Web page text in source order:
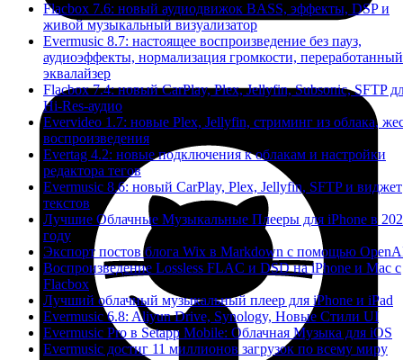
Flacbox 7.6: новый аудиодвижок BASS, эффекты, DSP и
живой музыкальный визуализатор
Evermusic 8.7: настоящее воспроизведение без пауз,
аудиоэффекты, нормализация громкости, переработанный
эквалайзер
Flacbox 7.4: новый CarPlay, Plex, Jellyfin, Subsonic, SFTP
Hi-Res-аудио
Evervideo 1.7: новые Plex, Jellyfin, стриминг из облака,
воспроизведения
Evertag 4.2: новые подключения к облакам и настройки
редактора тегов
Evermusic 8.6: новый CarPlay, Plex, Jellyfin, SFTP и виджет
текстов
Лучшие Облачные Музыкальные Плееры для iPhone в
году
Экспорт постов блога Wix в Markdown с помощью
Воспроизведение Lossless FLAC и DSD на iPhone и Mac с
Flacbox
Лучший облачный музыкальный плеер для iPhone и iPad
Evermusic 6.8: Aliyun Drive, Synology, Новые Стили UI
Evermusic Pro в Setapp Mobile: Облачная Музыка для iOS
Evermusic достиг 11 миллионов загрузок по всему миру